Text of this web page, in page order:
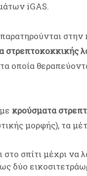
iGAS.
στην
στρεπτοκοκκικής
οποία
κρούσματα
μορφής), τα
σπίτι μέχρι να
δύο